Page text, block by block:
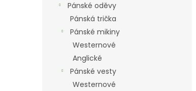
Pánské oděvy
Pánská trička
Pánské mikiny
Westernové
Anglické
Pánské vesty
Westernové